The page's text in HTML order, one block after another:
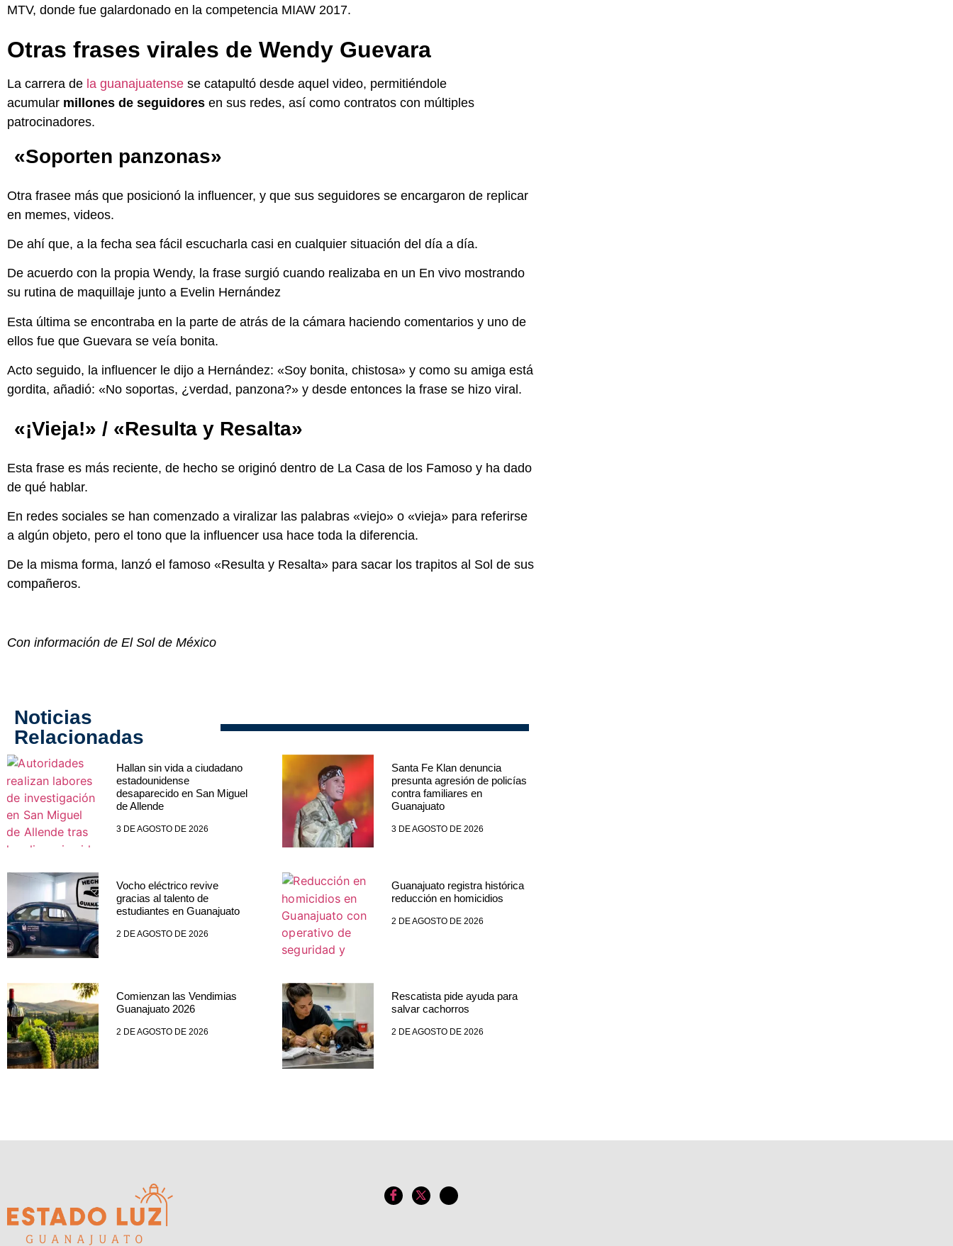
MTV, donde fue galardonado en la competencia MIAW 2017.
Otras frases virales de Wendy Guevara
La carrera de la guanajuatense se catapultó desde aquel video, permitiéndole
acumular millones de seguidores en sus redes, así como contratos con múltiples
patrocinadores.
«Soporten panzonas»
Otra frasee más que posicionó la influencer, y que sus seguidores se encargaron de replicar
en memes, videos.
De ahí que, a la fecha sea fácil escucharla casi en cualquier situación del día a día.
De acuerdo con la propia Wendy, la frase surgió cuando realizaba en un En vivo mostrando
su rutina de maquillaje junto a Evelin Hernández
Esta última se encontraba en la parte de atrás de la cámara haciendo comentarios y uno de
ellos fue que Guevara se veía bonita.
Acto seguido, la influencer le dijo a Hernández: «Soy bonita, chistosa» y como su amiga está
gordita, añadió: «No soportas, ¿verdad, panzona?» y desde entonces la frase se hizo viral.
«¡Vieja!» / «Resulta y Resalta»
Esta frase es más reciente, de hecho se originó dentro de La Casa de los Famoso y ha dado
de qué hablar.
En redes sociales se han comenzado a viralizar las palabras «viejo» o «vieja» para referirse
a algún objeto, pero el tono que la influencer usa hace toda la diferencia.
De la misma forma, lanzó el famoso «Resulta y Resalta» para sacar los trapitos al Sol de sus
compañeros.
Con información de El Sol de México
Noticias
Relacionadas
Hallan sin vida a ciudadano
estadounidense
desaparecido en San Miguel
de Allende
3 DE AGOSTO DE 2026
Santa Fe Klan denuncia
presunta agresión de policías
contra familiares en
Guanajuato
3 DE AGOSTO DE 2026
Vocho eléctrico revive
gracias al talento de
estudiantes en Guanajuato
2 DE AGOSTO DE 2026
Guanajuato registra histórica
reducción en homicidios
2 DE AGOSTO DE 2026
Comienzan las Vendimias
Guanajuato 2026
2 DE AGOSTO DE 2026
Rescatista pide ayuda para
salvar cachorros
2 DE AGOSTO DE 2026